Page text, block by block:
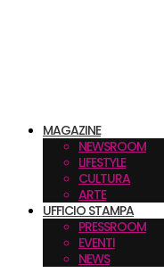
MAGAZINE
NEWSROOM
LIFESTYLE
CULTURA
ARTE
UFFICIO STAMPA
PRESSROOM
EVENTI
NEWS